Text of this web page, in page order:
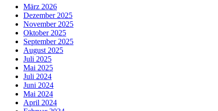
März 2026
Dezember 2025
November 2025
Oktober 2025
September 2025
August 2025
Juli 2025
Mai 2025
Juli 2024
Juni 2024
Mai 2024
April 2024